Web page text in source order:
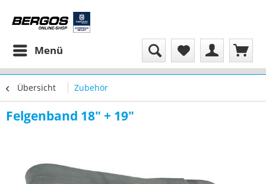
Menü
Übersicht Zubehör
Felgenband 18" + 19"